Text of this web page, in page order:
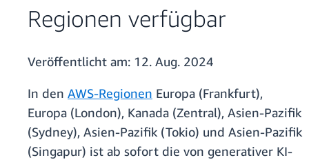
Regionen verfügbar
Veröffentlicht am: 12. Aug. 2024
In den AWS-Regionen Europa (Frankfurt),
Europa (London), Kanada (Zentral), Asien-Pazifik
(Sydney), Asien-Pazifik (Tokio) und Asien-Pazifik
(Singapur) ist ab sofort die von generativer KI-